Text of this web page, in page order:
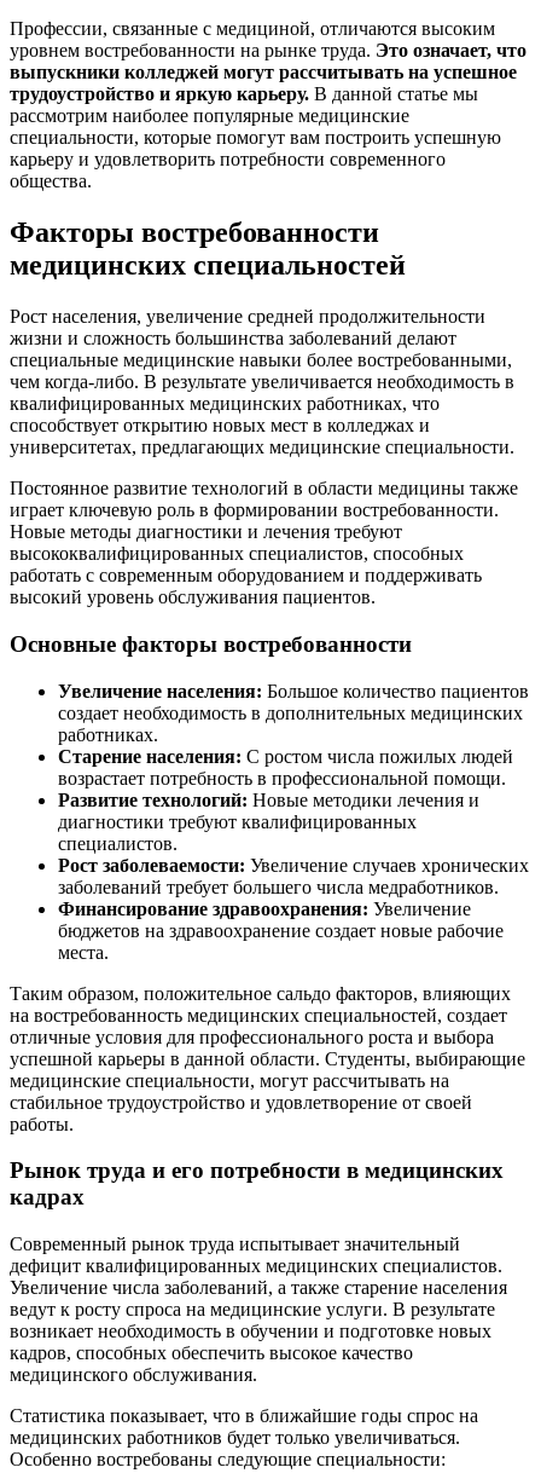
Профессии, связанные с медициной, отличаются высоким
уровнем востребованности на рынке труда. Это означает, что
выпускники колледжей могут рассчитывать на успешное
трудоустройство и яркую карьеру. В данной статье мы
рассмотрим наиболее популярные медицинские
специальности, которые помогут вам построить успешную
карьеру и удовлетворить потребности современного
общества.
Факторы востребованности
медицинских специальностей
Рост населения, увеличение средней продолжительности
жизни и сложность большинства заболеваний делают
специальные медицинские навыки более востребованными,
чем когда-либо. В результате увеличивается необходимость в
квалифицированных медицинских работниках, что
способствует открытию новых мест в колледжах и
университетах, предлагающих медицинские специальности.
Постоянное развитие технологий в области медицины также
играет ключевую роль в формировании востребованности.
Новые методы диагностики и лечения требуют
высококвалифицированных специалистов, способных
работать с современным оборудованием и поддерживать
высокий уровень обслуживания пациентов.
Основные факторы востребованности
Увеличение населения: Большое количество пациентов
создает необходимость в дополнительных медицинских
работниках.
Старение населения: С ростом числа пожилых людей
возрастает потребность в профессиональной помощи.
Развитие технологий: Новые методики лечения и
диагностики требуют квалифицированных
специалистов.
Рост заболеваемости: Увеличение случаев хронических
заболеваний требует большего числа медработников.
Финансирование здравоохранения: Увеличение
бюджетов на здравоохранение создает новые рабочие
места.
Таким образом, положительное сальдо факторов, влияющих
на востребованность медицинских специальностей, создает
отличные условия для профессионального роста и выбора
успешной карьеры в данной области. Студенты, выбирающие
медицинские специальности, могут рассчитывать на
стабильное трудоустройство и удовлетворение от своей
работы.
Рынок труда и его потребности в медицинских
кадрах
Современный рынок труда испытывает значительный
дефицит квалифицированных медицинских специалистов.
Увеличение числа заболеваний, а также старение населения
ведут к росту спроса на медицинские услуги. В результате
возникает необходимость в обучении и подготовке новых
кадров, способных обеспечить высокое качество
медицинского обслуживания.
Статистика показывает, что в ближайшие годы спрос на
медицинских работников будет только увеличиваться.
Особенно востребованы следующие специальности: